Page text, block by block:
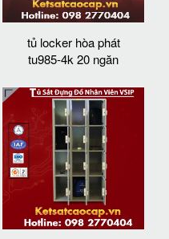
tủ locker hòa phát
tu985-4k 20 ngăn